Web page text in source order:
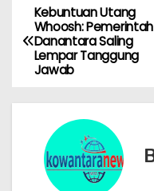
N
a
Kebuntuan Utang
Whoosh:
Danantara Saling
Lempar Tanggung
Jawab